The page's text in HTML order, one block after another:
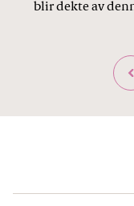
blir dekte av